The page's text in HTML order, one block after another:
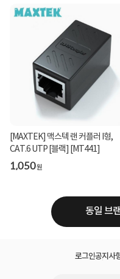
[MAXTEK] 맥스텍 랜 커플러 I형,
CAT.6 UTP [블랙] [MT441]
1,050원
동일 브
로그인공지사